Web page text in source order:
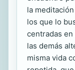
la
los que lo
centradas en
las demás
misma vida